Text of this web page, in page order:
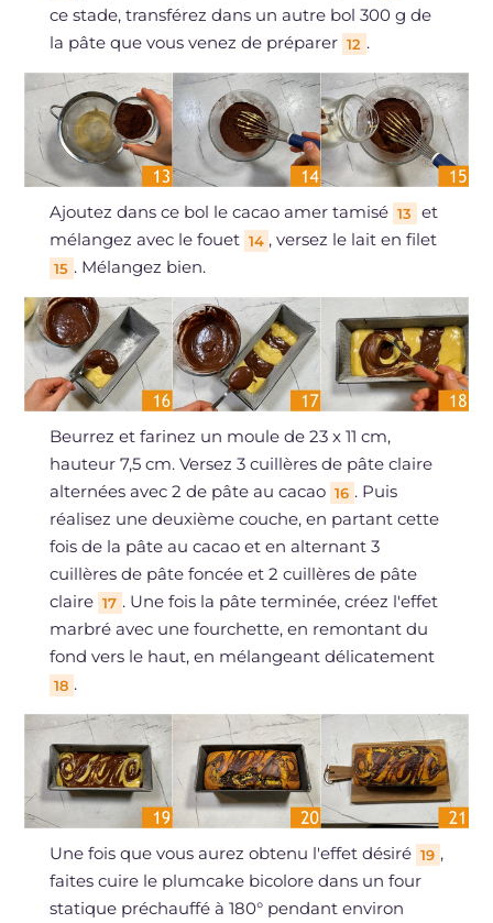
ce stade, transférez dans un autre bol 300 g de
la pâte que vous venez de préparer 12 .
Ajoutez dans ce bol le cacao amer tamisé 13
et
mélangez avec le fouet 14 , versez le lait en filet
15 . Mélangez bien.
Beurrez et farinez un moule de 23 x 11 cm,
hauteur 7,5 cm. Versez 3 cuillères de pâte claire
alternées avec 2 de pâte au cacao 16 . Puis
réalisez une deuxième couche, en partant cette
fois de la pâte au cacao et en alternant 3
cuillères de pâte foncée et 2 cuillères de pâte
claire 17 . Une fois la pâte terminée, créez l'effet
marbré avec une fourchette, en remontant du
fond vers le haut, en mélangeant délicatement
18 .
Une fois que vous aurez obtenu l'effet désiré 19 ,
faites cuire le plumcake bicolore dans un four
statique préchauffé à 180° pendant environ